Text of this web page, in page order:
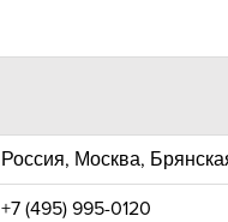
Россия, Москва,
+7 (495) 995-0120